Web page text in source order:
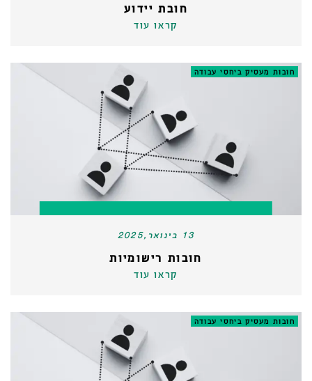
חובת יידוע
קראו עוד
חובות מעסיק ביחסי עבודה
13 בינואר,2025
חובות רישומיות
קראו עוד
חובות מעסיק ביחסי עבודה